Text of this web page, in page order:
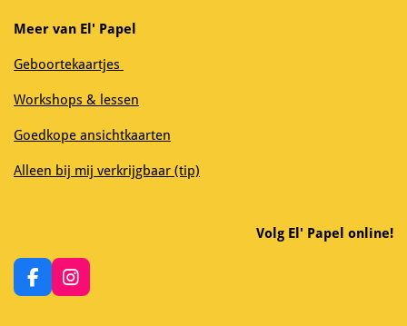
Meer van El' Papel
Geboortekaartjes
Workshops & lessen
Goedkope ansichtkaarten
Alleen bij mij verkrijgbaar (tip)
Volg El' Papel online!
F
a
I
n